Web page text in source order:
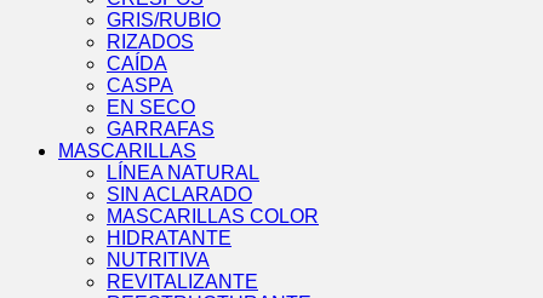
GRIS/RUBIO
RIZADOS
CAÍDA
CASPA
EN SECO
GARRAFAS
MASCARILLAS
LÍNEA NATURAL
SIN ACLARADO
MASCARILLAS COLOR
HIDRATANTE
NUTRITIVA
REVITALIZANTE